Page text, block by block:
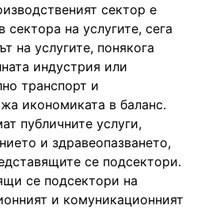
сектор е
сектора на услугите, сега
на услугите, понякога
индустрия или
транспорт и
икономиката в баланс.
публичните услуги,
и здравеопазването,
се подсектори.
се подсектори на
и комуникационният